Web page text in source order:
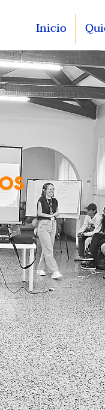
Inicio